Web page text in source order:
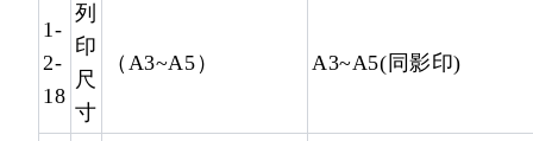
1-
2-
18
列
印
尺
寸
（A3~A5） A3~A5(同影印)